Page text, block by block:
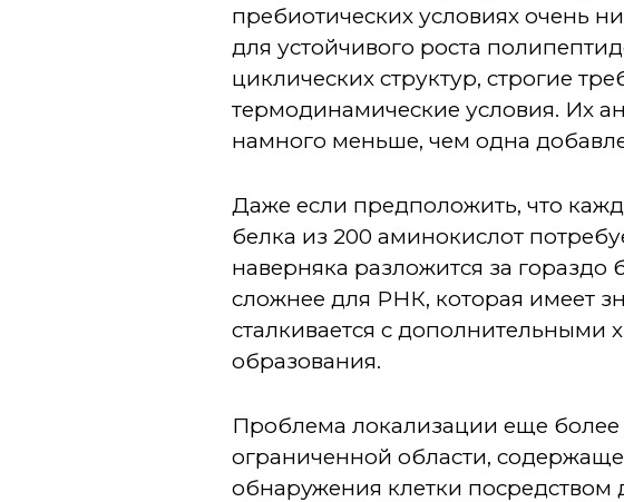
пребиотических условиях очень
для устойчивого роста
циклических структур, строгие
термодинамические условия. Их
намного меньше, чем одна
Даже если предположить, что
белка из 200 аминокислот
наверняка разложится за
сложнее для РНК, которая имеет
сталкивается с
образования.
Проблема локализации еще
ограниченной области,
обнаружения клетки